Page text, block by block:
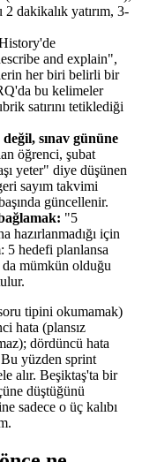
dakikalık yatırım, 3-
and explain",
her biri belirli bir
bu kelimeler
satırını tetiklediği
sınav gününe
öğrenci, şubat
yeter" diye düşünen
sayım takvimi
güncellenir.
"5
hazırlanmadığı için
5 hedefi planlansa
da mümkün olduğu
tipini okumamak)
hata (plansız
dördüncü hata
yüzden sprint
alır. Beşiktaş'ta bir
düştüğünü
sadece o üç kalıbı